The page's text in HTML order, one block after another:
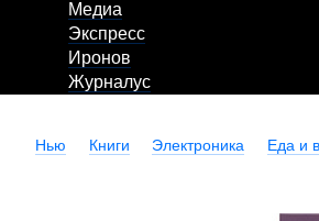
Медиа
Экспресс
Иронов
Журналус
Нью Книги Электроника Еда и